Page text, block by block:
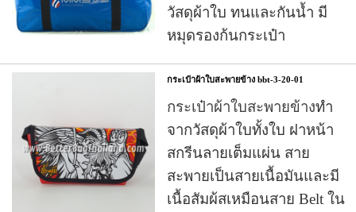
วัสดุผ้าใบ ทนและกันน้ำ มี
หมุดรองก้นกระเป๋า
กระเป๋าผ้าใบสะพายข้าง bbt-3-20-01
กระเป๋าผ้าใบสะพายข้างทำ
จากวัสดุผ้าใบทั้งใบ ฝาหน้า
สกรีนลายเต็มแผ่น สาย
สะพายเป็นสายเนื้อมันและมี
เนื้อสัมผ้สเหมือนสาย Belt ใน